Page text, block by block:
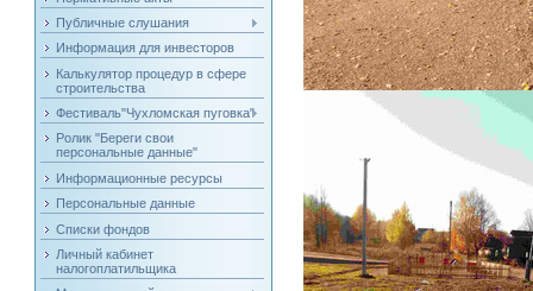
Публичные слушания
Информация для инвесторов
Калькулятор процедур в сфере
строительства
Фестиваль"Чухломская пуговка"
Ролик "Береги свои
персональные данные"
Информационные ресурсы
Персональные данные
Списки фондов
Личный кабинет
налогоплатильщика